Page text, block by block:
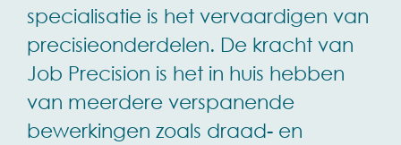
specialisatie is het vervaardigen van
precisieonderdelen. De kracht van
Job Precision is het in huis hebben
van meerdere verspanende
bewerkingen zoals draad- en